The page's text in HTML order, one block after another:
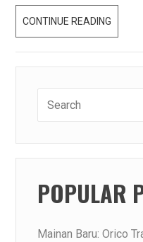
CONTINUE READING
JADOEL
POPULAR
Mainan Baru: Orico